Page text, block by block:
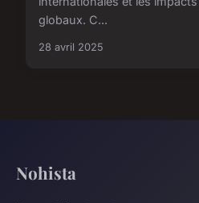
globaux. C...
28 avril 2025
Nohista